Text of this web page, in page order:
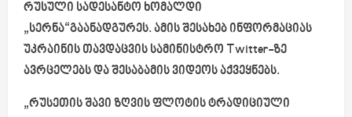
რუსული სადესანტო ხომალდი
„სერნა“გაანადგურეს. ამის შესახებ ინფორმაციას
უკრაინის თავდაცვის სამინისტრო Twitter-ზე
ავრცელებს და შესაბამის ვიდეოს აქვეყნებს.
„რუსეთის შავი ზღვის ფლოტის ტრადიციული